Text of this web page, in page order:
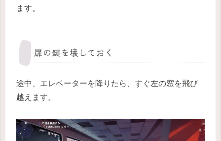
ます。
扉の鍵を壊しておく
途中、エレベーターを降りたら、すぐ左の窓を飛び
越えます。